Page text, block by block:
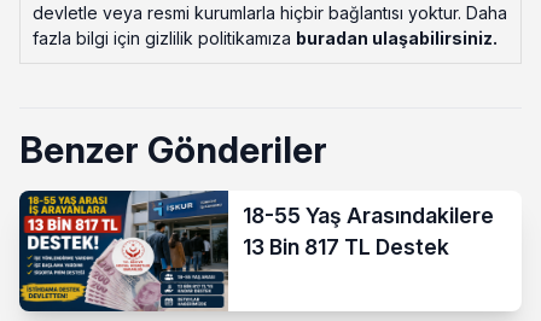
devletle veya resmi kurumlarla hiçbir bağlantısı yoktur. Daha
fazla bilgi için gizlilik politikamıza buradan ulaşabilirsiniz.
Benzer Gönderiler
18-55 Yaş Arasındakilere
13 Bin 817 TL Destek